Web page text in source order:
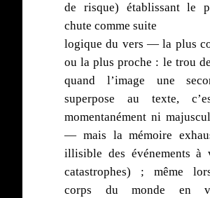
de risque) établissant le
chute comme suite
logique du vers — la plus
ou la plus proche : le trou
quand l’image une
superpose au texte,
momentanément ni
— mais la mémoire
illisible des événements à
catastrophes) ; même
corps du monde en